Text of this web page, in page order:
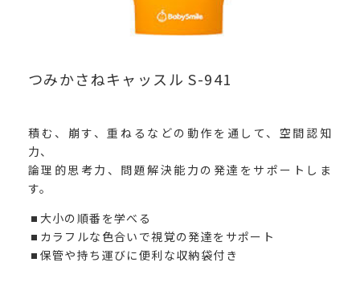
つみかさねキャッスル S-941
積む、崩す、重ねるなどの動作を通して、空間認知
力、
論理的思考力、問題解決能力の発達をサポートしま
す。
大小の順番を学べる
カラフルな色合いで視覚の発達をサポート
保管や持ち運びに便利な収納袋付き